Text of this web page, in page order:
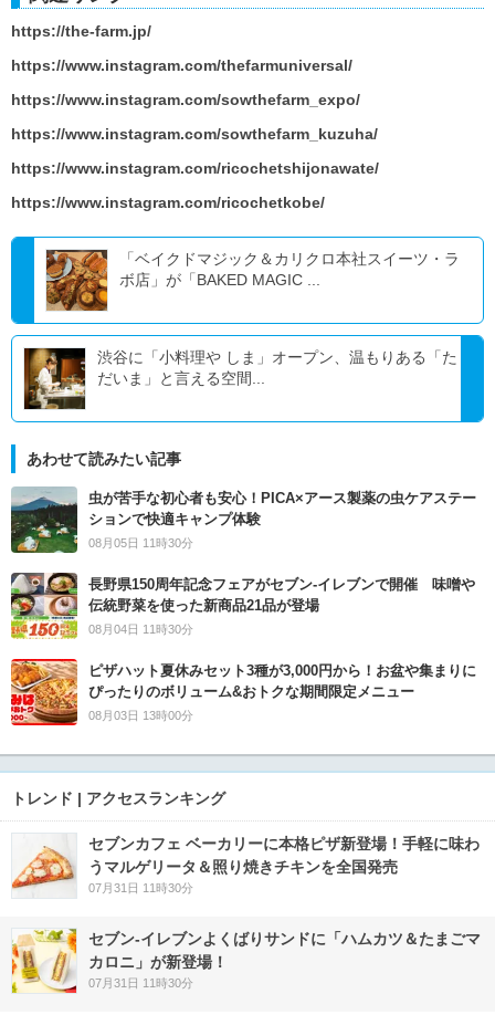
https://the-farm.jp/
https://www.instagram.com/thefarmuniversal/
https://www.instagram.com/sowthefarm_expo/
https://www.instagram.com/sowthefarm_kuzuha/
https://www.instagram.com/ricochetshijonawate/
https://www.instagram.com/ricochetkobe/
「ベイクドマジック＆カリクロ本社スイーツ・ラ
ボ店」が「BAKED MAGIC ...
渋谷に「小料理や しま」オープン、温もりある「た
だいま」と言える空間...
あわせて読みたい記事
虫が苦手な初心者も安心！PICA×アース製薬の虫ケアステー
ションで快適キャンプ体験
08月05日 11時30分
長野県150周年記念フェアがセブン-イレブンで開催 味噌や
伝統野菜を使った新商品21品が登場
08月04日 11時30分
ピザハット夏休みセット3種が3,000円から！お盆や集まりに
ぴったりのボリューム&おトクな期間限定メニュー
08月03日 13時00分
トレンド | アクセスランキング
セブンカフェ ベーカリーに本格ピザ新登場！手軽に味わ
うマルゲリータ＆照り焼きチキンを全国発売
07月31日 11時30分
セブン‐イレブンよくばりサンドに「ハムカツ＆たまごマ
カロニ」が新登場！
07月31日 11時30分